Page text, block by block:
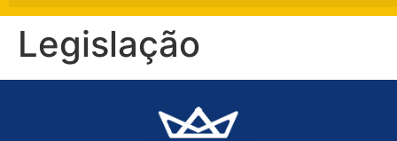
Legislação